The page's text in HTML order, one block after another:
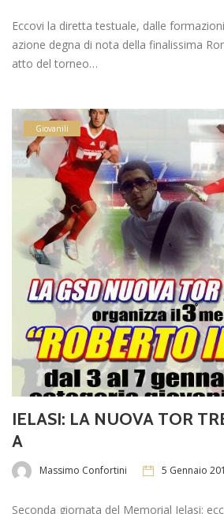
Eccovi la diretta testuale, dalle
azione degna di nota della finalissima
atto del torneo…
Giovanili
IELASI: LA NUOVA TOR
A
Massimo Confortini 5 Gennaio
Seconda giornata del Memorial Ielasi: